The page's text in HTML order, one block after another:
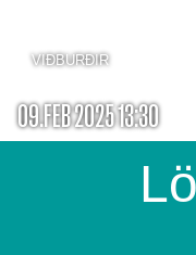
VIÐBURÐIR
09.FEB 2025 13:30